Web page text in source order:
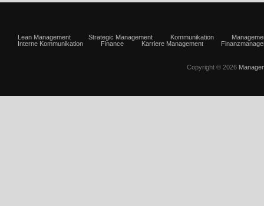
Lean Management Strategic Management Kommunikation
Interne Kommunikation
Finance Karriere Management
Copyright © 2026